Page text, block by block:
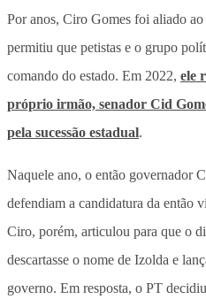
Por anos, Ciro Gomes foi aliado
permitiu que petistas e o grupo
comando do estado. Em 2022, ele
próprio irmão, senador Cid
pela sucessão estadual.
Naquele ano, o então governador
defendiam a candidatura da então
Ciro, porém, articulou para que o
descartasse o nome de Izolda e
governo. Em resposta, o PT